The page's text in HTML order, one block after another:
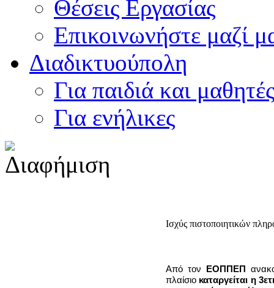
Θέσεις Εργασίας
Επικοινωνήστε μαζί
Διαδικτυούπολη
Για παιδιά και μαθητές
Για ενήλικες
Ισχύς πιστοποιητικών
Από τον ΕΟΠΠΕΠ
πλαίσιο καταργείται η